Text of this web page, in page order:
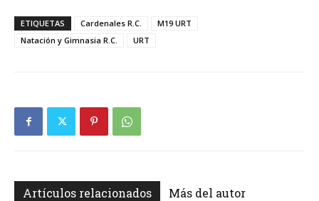
ETIQUETAS Cardenales R.C.
M19 URT
Natación y Gimnasia R.C.
URT
Artículos relacionados Más del autor